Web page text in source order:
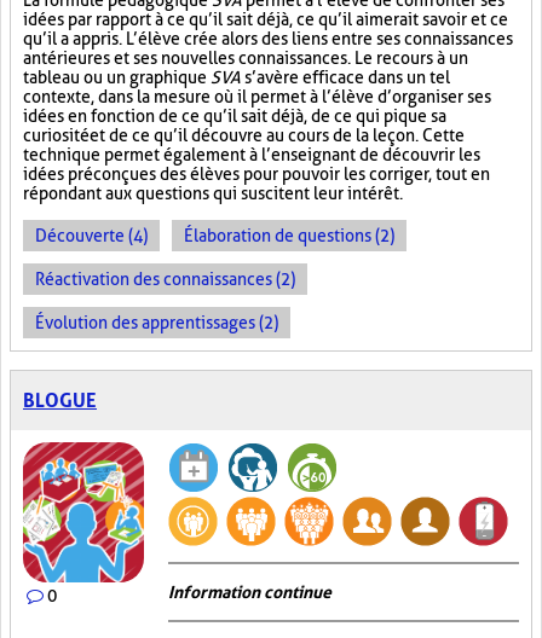
idées par rapport à ce qu’il sait déjà, ce qu’il aimerait savoir et ce
qu’il a appris. L’élève crée alors des liens entre ses connaissances
antérieures et ses nouvelles connaissances. Le recours à un
tableau ou un graphique SVA s’avère efficace dans un tel
contexte, dans la mesure où il permet à l’élève d’organiser ses
idées en fonction de ce qu’il sait déjà, de ce qui pique sa
curiosité et de ce qu’il découvre au cours de la leçon. Cette
technique permet également à l’enseignant de découvrir les
idées préconçues des élèves pour pouvoir les corriger, tout en
répondant aux questions qui suscitent leur intérêt.
Découverte (4) Élaboration de questions (2)
Réactivation des connaissances (2)
Évolution des apprentissages (2)
BLOGUE
0 Information continue